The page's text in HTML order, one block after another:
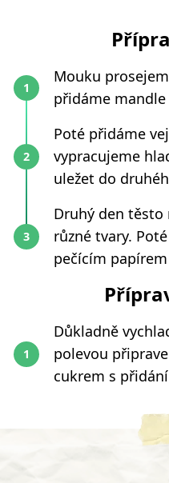
Mouku
přidáme
Poté přidáme
vypracujeme
uležet do
Druhý den těsto
různé tvary.
pečícím
Důkladně
polevou
cukrem s